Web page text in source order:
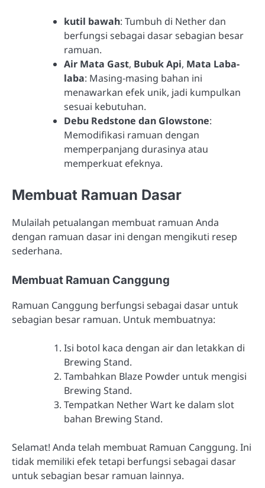
kutil bawah: Tumbuh di Nether dan
berfungsi sebagai dasar sebagian besar
ramuan.
Air Mata Gast, Bubuk Api, Mata Laba-
laba: Masing-masing bahan ini
menawarkan efek unik, jadi kumpulkan
sesuai kebutuhan.
Debu Redstone dan Glowstone:
Memodifikasi ramuan dengan
memperpanjang durasinya atau
memperkuat efeknya.
Membuat Ramuan Dasar
Mulailah petualangan membuat ramuan Anda
dengan ramuan dasar ini dengan mengikuti resep
sederhana.
Membuat Ramuan Canggung
Ramuan Canggung berfungsi sebagai dasar untuk
sebagian besar ramuan. Untuk membuatnya:
Isi botol kaca dengan air dan letakkan di
Brewing Stand.
Tambahkan Blaze Powder untuk mengisi
Brewing Stand.
Tempatkan Nether Wart ke dalam slot
bahan Brewing Stand.
Selamat! Anda telah membuat Ramuan Canggung. Ini
tidak memiliki efek tetapi berfungsi sebagai dasar
untuk sebagian besar ramuan lainnya.